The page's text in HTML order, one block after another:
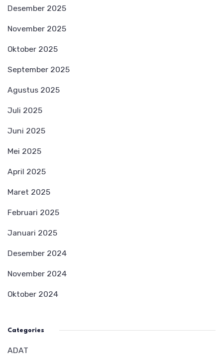
Desember 2025
November 2025
Oktober 2025
September 2025
Agustus 2025
Juli 2025
Juni 2025
Mei 2025
April 2025
Maret 2025
Februari 2025
Januari 2025
Desember 2024
November 2024
Oktober 2024
Categories
ADAT